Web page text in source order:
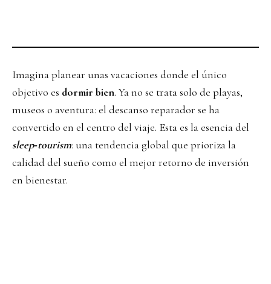
Imagina planear unas vacaciones donde el único
objetivo es dormir bien. Ya no se trata solo de playas,
museos o aventura: el descanso reparador se ha
convertido en el centro del viaje. Esta es la esencia del
sleep‑tourism: una tendencia global que prioriza la
calidad del sueño como el mejor retorno de inversión
en bienestar.